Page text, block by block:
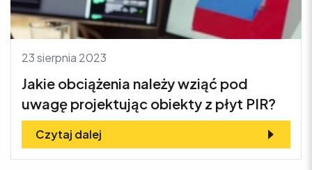
23 sierpnia 2023
Jakie obciążenia należy wziąć pod
uwagę projektując obiekty z płyt PIR?
Czytaj dalej